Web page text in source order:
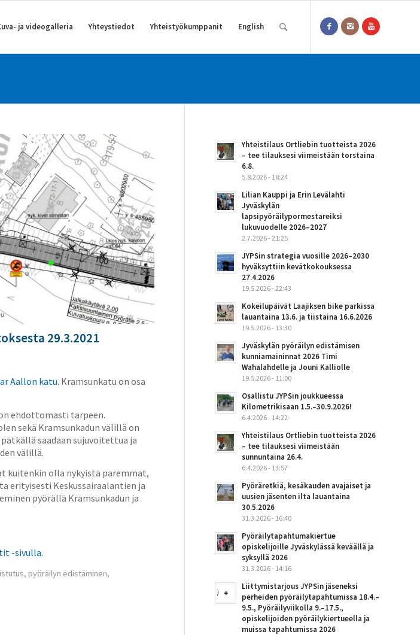
ja videogalleria Yhteystiedot Yhteistyökumppanit English
29.3.2021
Aallon katu. Kramsunkatu on osa
ehdottomasti tarpeen.
sekä Kramsunkadun välillä on
saadaan sujuvoitettua ja
välillä.
kuitenkin olla nykyistä paremmat,
erityisesti Keskussairaalantien ja
pyörällä Kramsunkadun ja
-sivulla.
, pyöräilyn edistäminen,
Yhteistilaus Ortliebin tuotteista 2026
– tee tilauksesi viimeistään torstaina
6.8.
5.8.2026 - 18:24
Lilian Kauppi ja Erin Levälahti
Jyväskylän
lapsipyöräilypormestareiksi
lukuvuodelle 2026–2027
2.7.2026 - 21:25
JYPSin strategia vuosille 2026–2030
hyväksyttiin kevätkokouksessa
27.4.2026
19.5.2026 - 22:43
Kokeilupäivät Laajiksen bike parkissa
lauantaina 13.6. ja tiistaina 16.6.2026
19.5.2026 - 13:30
Jyväskylän pyöräilyn edistämisen
kunniamaininnat 2026 Timi
Wahalahdelle ja Jouni Kalliolle
19.5.2026 - 11:00
Osallistu JYPSin joukkueessa
Kilometrikisaan 1.5.–30.9.2026!
6.4.2026 - 14:22
Yhteistilaus Ortliebin tuotteista 2026
– tee tilauksesi viimeistään
sunnuntaina 26.4.
6.4.2026 - 13:57
Pyöräretkiä, kesäkauden avajaiset ja
uusien jäsenten ilta lauantaina
30.5.2026
31.3.2026 - 16:40
Pyöräilytapahtumakiertue
opiskelijoille Jyväskylässä keväällä ja
syksyllä 2026
31.3.2026 - 14:16
Liittymistarjous JYPSin jäseneksi
perheiden pyöräilytapahtumissa 18.4.–
9.5., Pyöräilyviikolla 9.–17.5.,
opiskelijoiden pyöräilykiertueella ja
muissa tapahtumissa 2026